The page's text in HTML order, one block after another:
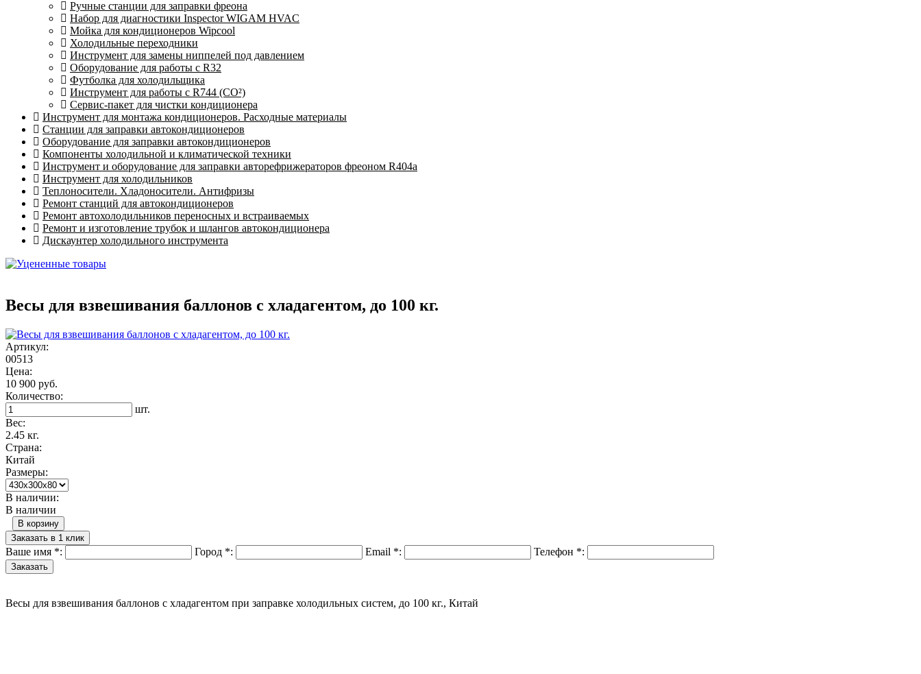
Ручные станции для заправки фреона
Набор для диагностики Inspector WIGAM HVAC
Мойка для кондиционеров Wipcool
Холодильные переходники
Инструмент для замены ниппелей под давлением
Оборудование для работы с R32
Футболка для холодильщика
Инструмент для работы с R744 (CO²)
Сервис-пакет для чистки кондиционера
Инструмент для монтажа кондиционеров. Расходные материалы
Станции для заправки автокондиционеров
Оборудование для заправки автокондиционеров
Компоненты холодильной и климатической техники
Инструмент и оборудование для заправки авторефрижераторов фреоном R404a
Инструмент для холодильников
Теплоносители. Хладоносители. Антифризы
Ремонт станций для автокондиционеров
Ремонт автохолодильников переносных и встраиваемых
Ремонт и изготовление трубок и шлангов автокондиционера
Дискаунтер холодильного инструмента
Весы для взвешивания баллонов с хладагентом, до 100 кг.
Артикул:
00513
Цена:
10 900 руб.
Количество:
шт.
Вес:
2.45 кг.
Страна:
Китай
Размеры:
В наличии:
В наличии
В корзину
Заказать в 1 клик
Ваше имя *: Город *: Email *: Телефон *:
Весы для взвешивания баллонов с хладагентом при заправке холодильных систем, до 100 кг., Китай